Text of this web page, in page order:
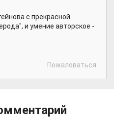
с прекрасной
и умение авторское -
Пожаловаться